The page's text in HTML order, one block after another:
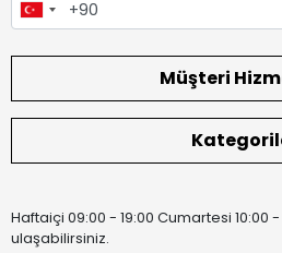
Müşteri
Haftaiçi 09:00 - 19:00 Cumartesi 10:00
ulaşabilirsiniz.